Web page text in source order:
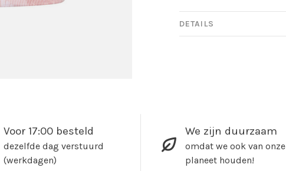
DETAILS
Voor 17:00 besteld
dezelfde dag verstuurd
(werkdagen)
We zijn duurzaam
omdat we ook van onze
planeet houden!